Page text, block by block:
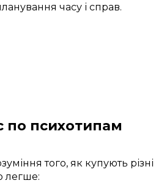
часу і справ.
по психотипам
того, як купують різні
легше: